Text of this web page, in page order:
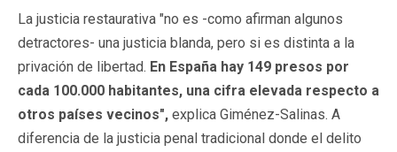
La justicia restaurativa "no es -como afirman algunos
detractores- una justicia blanda, pero si es distinta a la
privación de libertad. En España hay 149 presos por
cada 100.000 habitantes, una cifra elevada respecto a
otros países vecinos", explica Giménez-Salinas. A
diferencia de la justicia penal tradicional donde el delito